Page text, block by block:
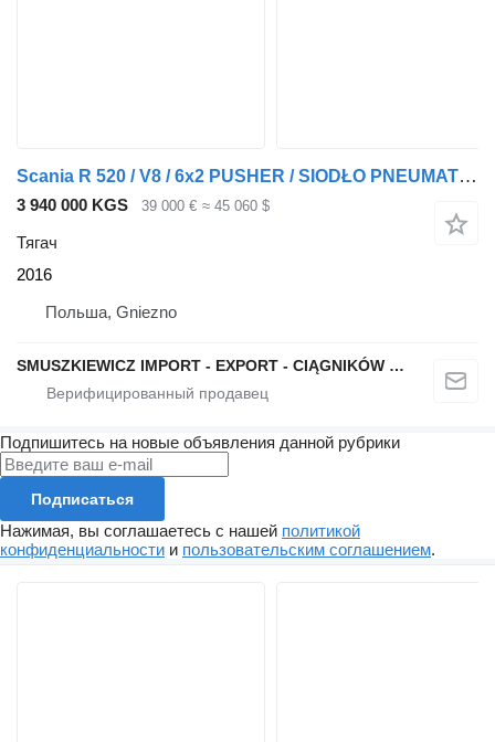
Scania R 520 / V8 / 6x2 PUSHER / SIODŁO PNEUMATYCZNIE REGULOWANE / TOPL
3 940 000 KGS 39 000 € ≈ 45 060 $
Тягач
2016
Польша, Gniezno
SMUSZKIEWICZ IMPORT - EXPORT - CIĄGNIKÓW SIODŁOWYCH I NACZEP
Подпишитесь на новые объявления данной рубрики
Подписаться
Нажимая, вы соглашаетесь с нашей политикой
конфиденциальности и пользовательским соглашением.